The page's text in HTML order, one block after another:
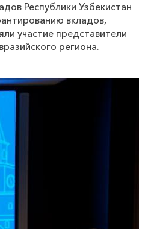
Республики Узбекистан
вкладов,
участие представители
региона.